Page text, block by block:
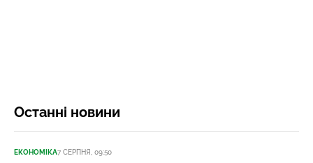
Останні новини
ЕКОНОМІКА7 СЕРПНЯ, 09:50